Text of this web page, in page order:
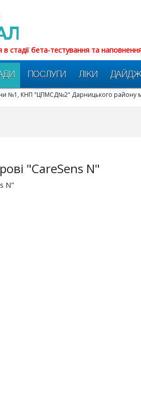
в стадії бета-тестування та
ПОСЛУГИ ЛІКИ
№1, КНП "ЦПМСД№2" Дарницького району
"CareSens N"
N"